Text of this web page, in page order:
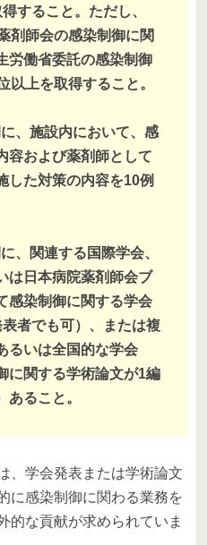
すること。ただし、
剤師会の感染制御に関
労働省委託の感染制御
以上を取得すること。
、施設内において、感
容および薬剤師として
した対策の内容を10例
、関連する国際学会、
は日本病院薬剤師会ブ
感染制御に関する学会
者でも可）、または複
るいは全国的な学会
に関する学術論文が1編
あること。
、学会発表または学術論文
に感染制御に関わる業務を
的な貢献が求められていま